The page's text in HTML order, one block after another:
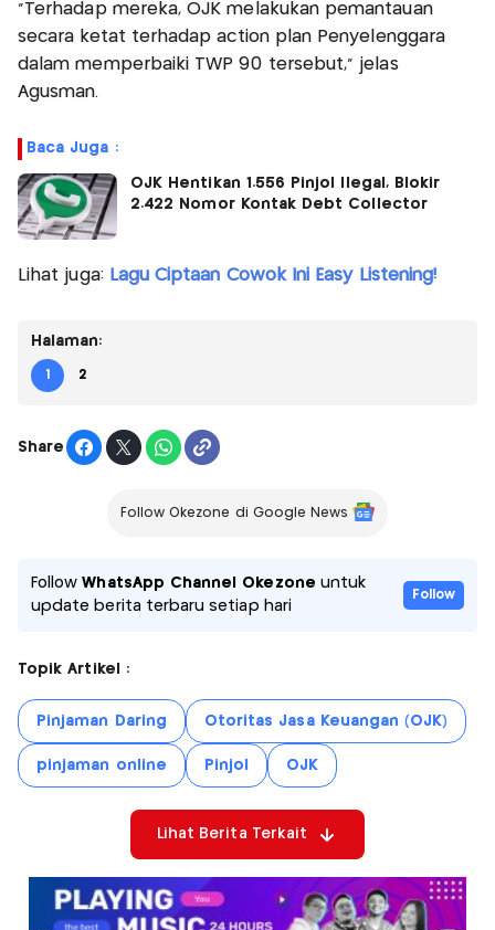
"Terhadap mereka, OJK melakukan pemantauan
secara ketat terhadap action plan Penyelenggara
dalam memperbaiki TWP 90 tersebut," jelas
Agusman.
Baca Juga :
OJK Hentikan 1.556 Pinjol Ilegal, Blokir
2.422 Nomor Kontak Debt Collector
Lihat juga: Lagu Ciptaan Cowok Ini Easy Listening!
Halaman:
1 2
Share
Follow Okezone di Google News
FollowWhatsApp Channel Okezone untuk
update berita terbaru setiap hari
Follow
Topik Artikel :
Pinjaman Daring Otoritas Jasa Keuangan (OJK)
pinjaman online Pinjol OJK
Lihat Berita Terkait